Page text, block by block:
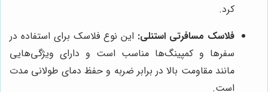
کرد.
فلاسک مسافرتی استنلی: این نوع فلاسک برای استفاده در
سفرها و کمپینگ‌ها مناسب است و دارای ویژگی‌هایی
مانند مقاومت بالا در برابر ضربه و حفظ دمای طولانی مدت
است.